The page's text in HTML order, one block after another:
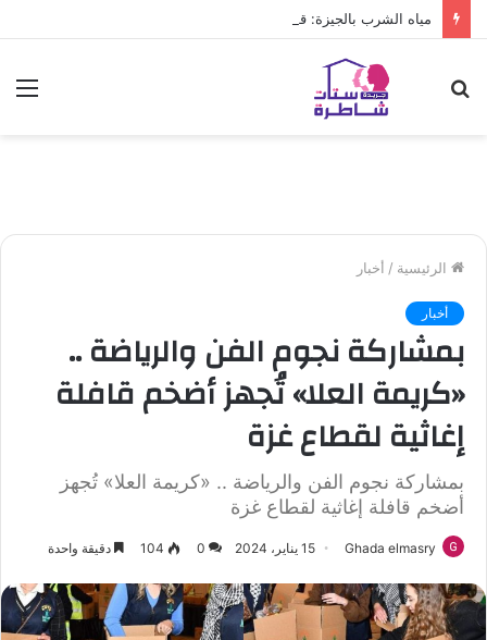
مياه الشرب بالجيزة: قطع المياه عن عدد من المناطق بالهرم
الرئيسية / أخبار
أخبار
بمشاركة نجوم الفن والرياضة ..
«كريمة العلا» تُجهز أضخم قافلة
إغاثية لقطاع غزة
بمشاركة نجوم الفن والرياضة .. «كريمة العلا» تُجهز
أضخم قافلة إغاثية لقطاع غزة
Ghada elmasry 15 يناير، 2024 0
104 دقيقة واحدة